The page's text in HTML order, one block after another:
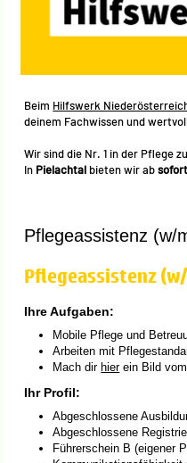
Beim Hilfswerk
deinem Fachwissen und
Wir sind die Nr. 1 in der Pflege
In Pielachtal bieten wir absofort
Pflegeassistenz (w/
Pflegeassistenz
Ihre Aufgaben:
Mobile Pflege und
Arbeiten mit
Mach dir hierein Bild
Ihr Profil:
Abgeschlossene
Abgeschlossene
Führerschein B (eigener